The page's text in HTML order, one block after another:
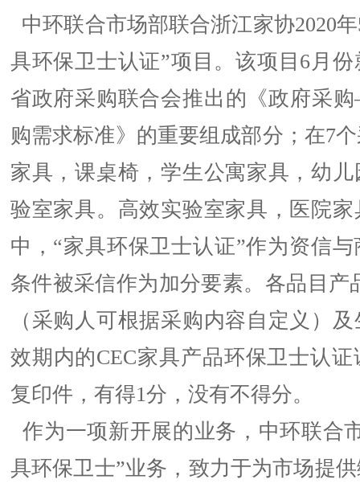
中环联合市场部联合浙江家协2020
具环保卫士认证”项目。该项目6月
省政府采购联合会推出的《政府采
购需求标准》的重要组成部分；在7
家具，课桌椅，学生公寓家具，幼
验室家具。高效实验室家具，医院
中，“家具环保卫士认证”作为资信
条件被采信作为加分要素。各品目产
（采购人可根据采购内容自定义）
效期内的CEC家具产品环保卫士认
复印件，有得1分，没有不得分。
作为一项新开展的业务，中环联合
具环保卫士”业务，致力于为市场提